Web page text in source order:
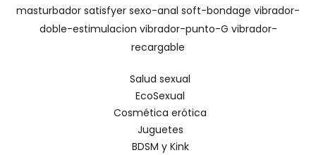
masturbador satisfyer sexo-anal soft-bondage vibrador-
doble-estimulacion vibrador-punto-G vibrador-
recargable
Salud sexual
EcoSexual
Cosmética erótica
Juguetes
BDSM y Kink